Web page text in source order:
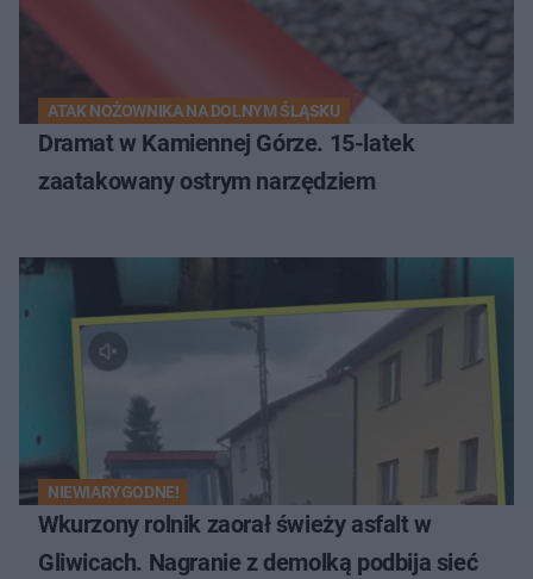
ATAK NOŻOWNIKA NA DOLNYM ŚLĄSKU
Dramat w Kamiennej Górze. 15-latek
zaatakowany ostrym narzędziem
NIEWIARYGODNE!
Wkurzony rolnik zaorał świeży asfalt w
Gliwicach. Nagranie z demolką podbija sieć